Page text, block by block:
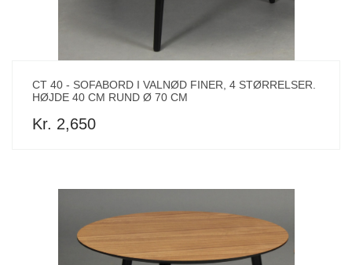
CT 40 - SOFABORD I VALNØD FINER, 4 STØRRELSER.
HØJDE 40 CM RUND Ø 70 CM
Kr. 2,650